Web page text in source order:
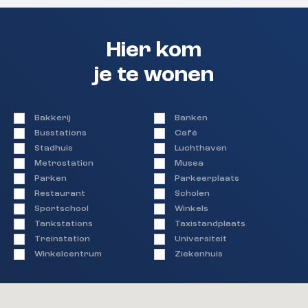
Hier kom
je te wonen
Bakkerij
Banken
Busstations
Café
Stadhuis
Luchthaven
Metrostation
Musea
Parken
Parkeerplaats
Restaurant
Scholen
Sportschool
Winkels
Tankstations
Taxistandplaats
Treinstation
Universiteit
Winkelcentrum
Ziekenhuis